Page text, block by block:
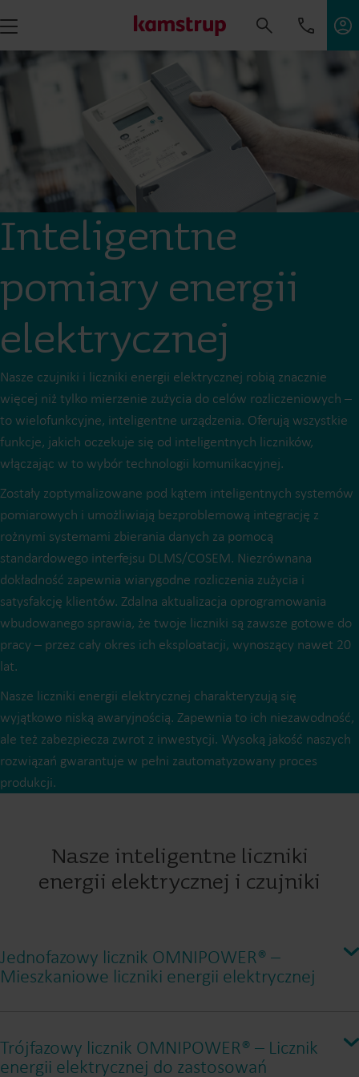
Inteligentne
pomiary energii
elektrycznej
Nasze czujniki i liczniki energii elektrycznej robią znacznie
więcej niż tylko mierzenie zużycia do celów rozliczeniowych –
to wielofunkcyjne, inteligentne urządzenia. Oferują wszystkie
funkcje, jakich oczekuje się od inteligentnych liczników,
włączając w to wybór technologii komunikacyjnej.
Zostały zoptymalizowane pod kątem inteligentnych systemów
pomiarowych i umożliwiają bezproblemową integrację z
rożnymi systemami zbierania danych za pomocą
standardowego interfejsu DLMS/COSEM. Niezrównana
dokładność zapewnia wiarygodne rozliczenia zużycia i
satysfakcję klientów. Zdalna aktualizacja oprogramowania
wbudowanego sprawia, że twoje liczniki są zawsze gotowe do
pracy – przez cały okres ich eksploatacji, wynoszący nawet 20
lat.
Nasze liczniki energii elektrycznej charakteryzują się
wyjątkowo niską awaryjnością. Zapewnia to ich niezawodność,
ale też zabezpiecza zwrot z inwestycji. Wysoką jakość naszych
rozwiązań gwarantuje w pełni zautomatyzowany proces
produkcji.
Nasze inteligentne liczniki
energii elektrycznej i czujniki
Jednofazowy licznik OMNIPOWER® –
Mieszkaniowe liczniki energii elektrycznej
zastosowań mieszkaniowych to bardzo dokładny inteligentny
licznik, który oferuje długoterminową stabilność i
Trójfazowy licznik OMNIPOWER® – Licznik
energii elektrycznej do zastosowań